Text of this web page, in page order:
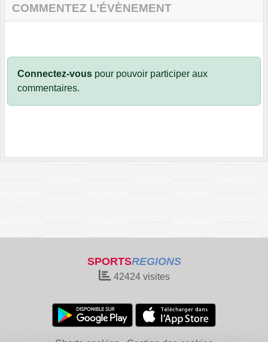
COMMENTEZ L’ÉVÈNEMENT
Connectez-vous pour pouvoir participer aux
commentaires.
SPORTSREGIONS
42424visites